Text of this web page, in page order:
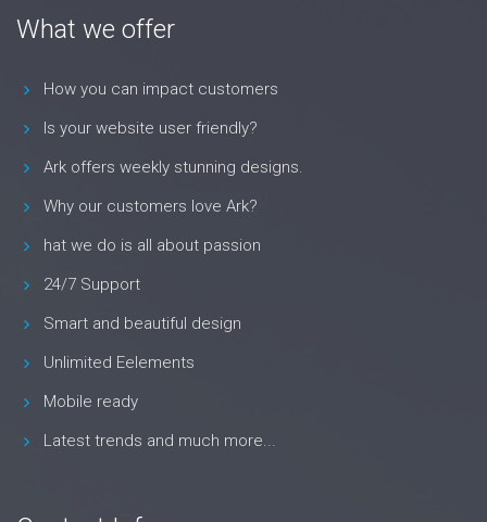
What we offer
How you can impact customers
Is your website user friendly?
Ark offers weekly stunning designs.
Why our customers love Ark?
hat we do is all about passion
24/7 Support
Smart and beautiful design
Unlimited Eelements
Mobile ready
Latest trends and much more...